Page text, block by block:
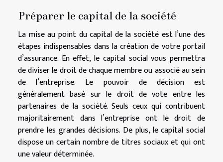
Préparer le capital de la société
La mise au point du capital de la société est l’une des
étapes indispensables dans la création de votre portail
d’assurance. En effet, le capital social vous permettra
de diviser le droit de chaque membre ou associé au sein
de l’entreprise. Le pouvoir de décision est
généralement basé sur le droit de vote entre les
partenaires de la société. Seuls ceux qui contribuent
majoritairement dans l’entreprise ont le droit de
prendre les grandes décisions. De plus, le capital social
dispose un certain nombre de titres sociaux et qui ont
une valeur déterminée.